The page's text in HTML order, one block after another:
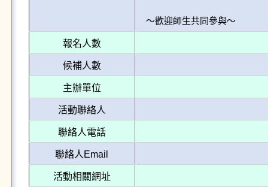
～歡迎師生共同參與～
報名人數
候補人數
主辦單位
活動聯絡人
聯絡人電話
聯絡人Email
活動相關網址